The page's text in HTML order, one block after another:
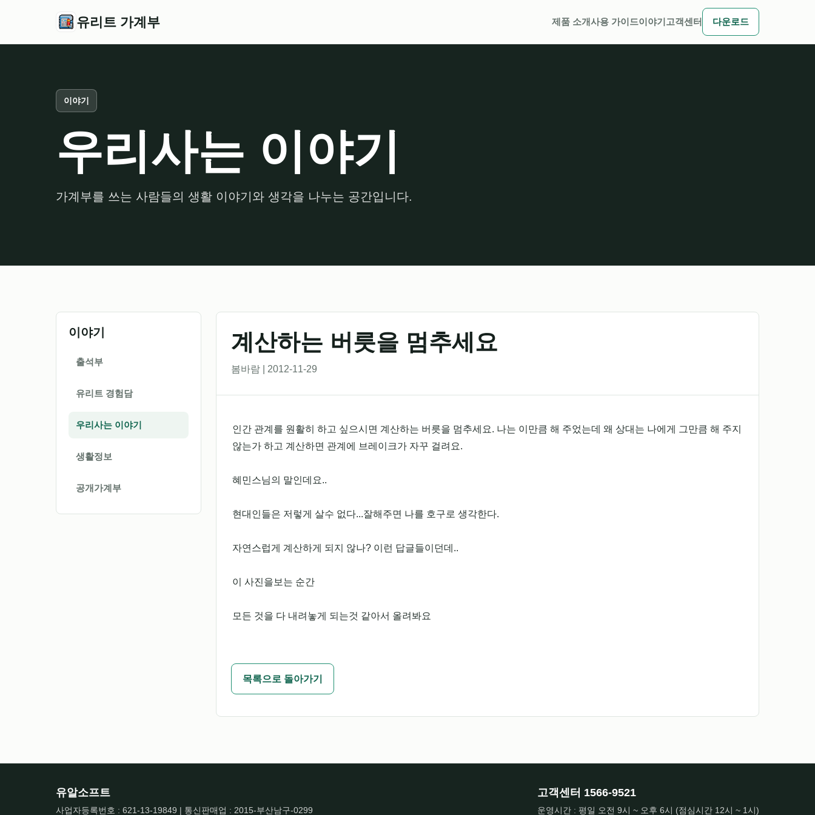
유리트 가계부 제품 소개사용 가이드이야기 고객센터 다운로드
이야기
우리사는 이야기
가계부를 쓰는 사람들의 생활 이야기와 생각을 나누는 공간입니다.
이야기
출석부
유리트 경험담
우리사는 이야기
생활정보
공개가계부
계산하는 버릇을 멈추세요
봄바람 | 2012-11-29
인간 관계를 원활히 하고 싶으시면 계산하는 버릇을 멈추세요. 나는 이만큼 해 주었는데 왜 상대는 나에게 그만큼 해 주지
않는가 하고 계산하면 관계에 브레이크가 자꾸 걸려요.
혜민스님의 말인데요..
현대인들은 저렇게 살수 없다...잘해주면 나를 호구로 생각한다.
자연스럽게 계산하게 되지 않나? 이런 답글들이던데..
이 사진을보는 순간
모든 것을 다 내려놓게 되는것 같아서 올려봐요
목록으로 돌아가기
유알소프트
사업자등록번호 : 621-13-19849 | 통신판매업 : 2015-부산남구-0299
고객센터 1566-9521
운영시간 : 평일 오전 9시 ~ 오후 6시 (점심시간 12시 ~ 1시)